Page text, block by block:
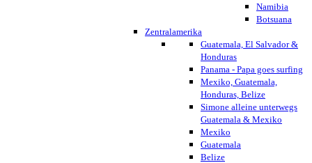
Namibia
Botsuana
Zentralamerika
Guatemala, El Salvador &
Honduras
Panama - Papa goes surfing
Mexiko, Guatemala,
Honduras, Belize
Simone alleine unterwegs
Guatemala & Mexiko
Mexiko
Guatemala
Belize